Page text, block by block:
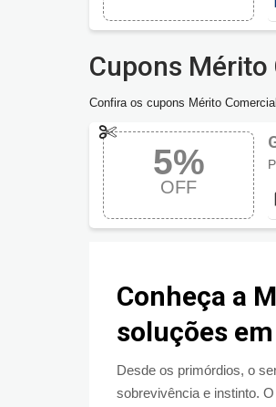
Cupons Mérito
Confira os cupons Mérito
5%
OFF
Conheça a
soluções
Desde os primórdios, o
sobrevivência e instinto.